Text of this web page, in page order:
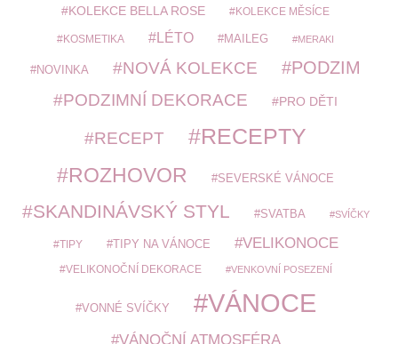
KOLEKCE BELLA ROSE KOLEKCE MĚSÍCE
KOSMETIKA LÉTO MAILEG MERAKI
NOVINKA NOVÁ KOLEKCE PODZIM
PODZIMNÍ DEKORACE PRO DĚTI
RECEPT RECEPTY
ROZHOVOR SEVERSKÉ VÁNOCE
SKANDINÁVSKÝ STYL SVATBA SVÍČKY
TIPY TIPY NA VÁNOCE VELIKONOCE
VELIKONOČNÍ DEKORACE VENKOVNÍ POSEZENÍ
VONNÉ SVÍČKY VÁNOCE
VÁNOČNÍ ATMOSFÉRA